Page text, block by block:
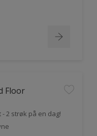
Floor
2 strøk på en dag!